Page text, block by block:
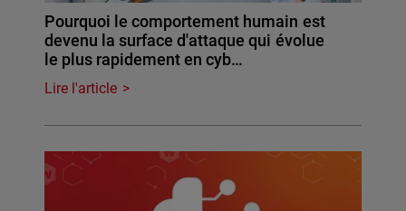
Pourquoi le comportement humain est
devenu la surface d'attaque qui évolue
le plus rapidement en cyb…
Lire l'article